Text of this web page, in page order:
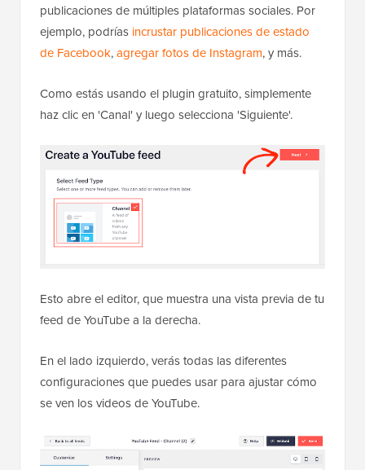
publicaciones de múltiples plataformas sociales. Por
ejemplo, podrías incrustar publicaciones de estado
de Facebook,agregar fotos de Instagram, y más.
Como estás usando el plugin gratuito, simplemente
haz clic en 'Canal' y luego selecciona 'Siguiente'.
Esto abre el editor, que muestra una vista previa de tu
feed de YouTube a la derecha.
En el lado izquierdo, verás todas las diferentes
configuraciones que puedes usar para ajustar cómo
se ven los videos de YouTube.